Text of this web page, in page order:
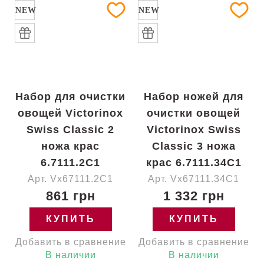
NEW
Набор для очистки
овощей Victorinox
Swiss Classic 2
ножа крас
6.7111.2C1
Арт. Vx67111.2C1
861 грн
КУПИТЬ
Добавить в сравнение
В наличии
NEW
Набор ножей для
очистки овощей
Victorinox Swiss
Classic 3 ножа
крас 6.7111.34C1
Арт. Vx67111.34C1
1 332 грн
КУПИТЬ
Добавить в сравнение
В наличии